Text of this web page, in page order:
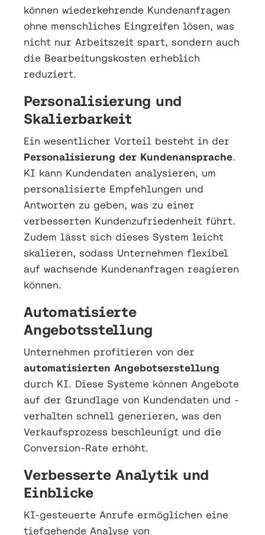
können wiederkehrende Kundenanfragen
ohne menschliches Eingreifen lösen, was
nicht nur Arbeitszeit spart, sondern auch
die Bearbeitungskosten erheblich
reduziert.
Personalisierung und
Skalierbarkeit
Ein wesentlicher Vorteil besteht in der
Personalisierung der Kundenansprache
KI kann Kundendaten analysieren, um
personalisierte Empfehlungen und
Antworten zu geben, was zu einer
verbesserten Kundenzufriedenheit führt.
Zudem lässt sich dieses System leicht
skalieren, sodass Unternehmen flexibel
auf wachsende Kundenanfragen reagieren
können.
Automatisierte
Angebotsstellung
Unternehmen profitieren von der
automatisierten Angebotserstellung
durch KI. Diese Systeme können Angebote
auf der Grundlage von Kundendaten und -
verhalten schnell generieren, was den
Verkaufsprozess beschleunigt und die
Conversion-Rate erhöht.
Verbesserte Analytik und
Einblicke
KI-gesteuerte Anrufe ermöglichen eine
tiefgehende Analyse von